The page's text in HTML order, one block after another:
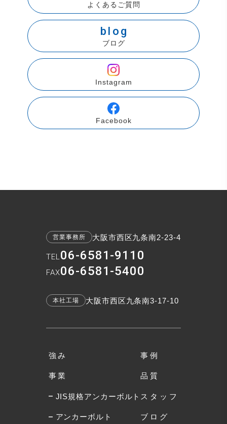
よくあるご質問
blog
ブログ
Instagram
Facebook
営業事務所 大阪市西区九条南2-23-4
TEL 06-6581-9110
FAX06-6581-5400
本社工場 大阪市西区九条南3-17-10
強み
事業
JIS規格アンカーボルト
アンカーボルト
事例
品質
スタッフ
ブログ